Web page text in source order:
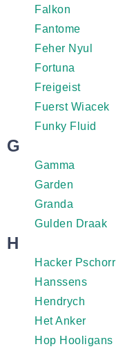
Falkon
Fantome
Feher Nyul
Fortuna
Freigeist
Fuerst Wiacek
Funky Fluid
G
Gamma
Garden
Granda
Gulden Draak
H
Hacker Pschorr
Hanssens
Hendrych
Het Anker
Hop Hooligans